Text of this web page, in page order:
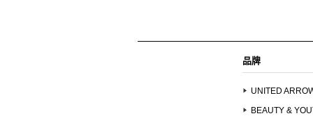
品牌
UNITED
BEAUTY &